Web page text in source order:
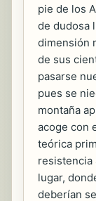
pie de los
de dudosa
dimensión
de sus
pasarse
pues se
montaña
acoge con
teórica
resistencia
lugar,
deberían